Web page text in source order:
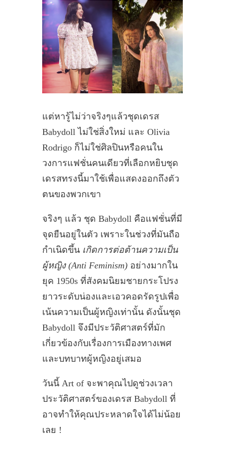
แต่หารู้ไม่ว่าจริงๆแล้วชุดเดรส
Babydoll ไม่ใช่สิ่งใหม่ และ Olivia
Rodrigo ก็ไม่ใช่ศิลปินหรือคนใน
วงการแฟชั่นคนเดียวที่เลือกหยิบชุด
เดรสทรงนี้มาใช้เพื่อแสดงออกถึงตัว
ตนของพวกเขา
จริงๆ แล้ว ชุด Babydoll คือแฟชั่นที่มี
จุดยืนอยู่ในตัว เพราะในช่วงที่มันถือ
กำเนิดขึ้น เกิดการต่อต้านความเป็น
ผู้หญิง (Anti Feminism) อย่างมากใน
ยุค 1950s ที่สังคมนิยมชายกระโปรง
ยาวระดับน่องและเอวคอดรัดรูปเพื่อ
เน้นความเป็นผู้หญิงเท่านั้น ดังนั้นชุด
Babydoll จึงมีประวัติศาสตร์ที่มัก
เกี่ยวข้องกับเรื่องการเมืองทางเพศ
และบทบาทผู้หญิงอยู่เสมอ
วันนี้ Art of จะพาคุณไปดูช่วงเวลา
ประวัติศาสตร์ของเดรส Babydoll ที่
อาจทำให้คุณประหลาดใจได้ไม่น้อย
เลย !